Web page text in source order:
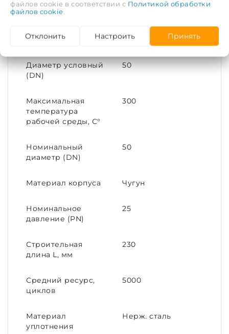
Рабочая среда
Вода, пар, масло,
Тип соединения Фланцевое
Диаметр условный
(DN)
50
Максимальная
температура
рабочей среды, С°
300
Номинальный
диаметр (DN)
50
Материал корпуса Чугун
Номинальное
давление (PN)
25
Строительная
длина L, мм
230
Средний ресурс,
циклов
5000
Материал
уплотнения
Нерж. сталь
файлов cookie в соответствии с Политикой обработки
файлов cookie
Отклонить Настроить Принять